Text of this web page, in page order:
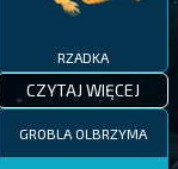
RZADKA
CZYTAJ WIĘCEJ
GROBLA OLBRZYMA